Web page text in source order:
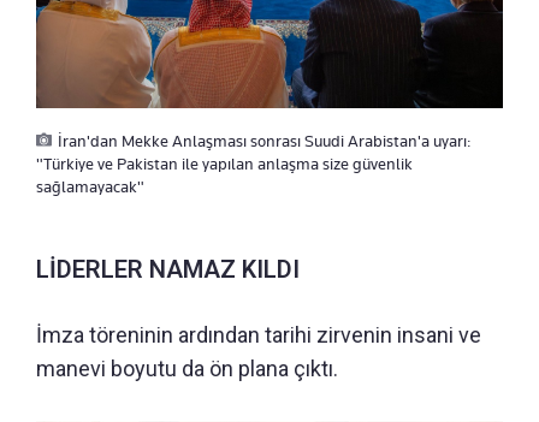
İran'dan Mekke Anlaşması sonrası Suudi Arabistan'a uyarı:
"Türkiye ve Pakistan ile yapılan anlaşma size güvenlik
sağlamayacak"
LİDERLER NAMAZ KILDI
İmza töreninin ardından tarihi zirvenin insani ve
manevi boyutu da ön plana çıktı.